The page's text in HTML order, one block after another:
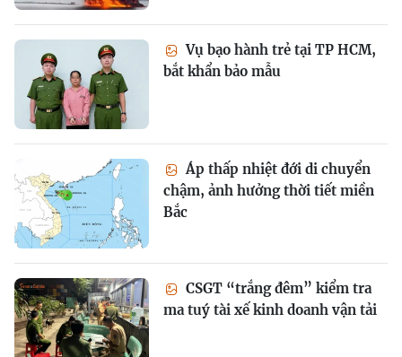
Vụ bạo hành trẻ tại TP HCM,
bắt khẩn bảo mẫu
Áp thấp nhiệt đới di chuyển
chậm, ảnh hưởng thời tiết miền
Bắc
CSGT “trắng đêm” kiểm tra
ma tuý tài xế kinh doanh vận tải